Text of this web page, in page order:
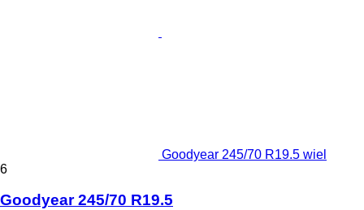
Goodyear 245/70 R19.5 wiel
6
Goodyear 245/70 R19.5